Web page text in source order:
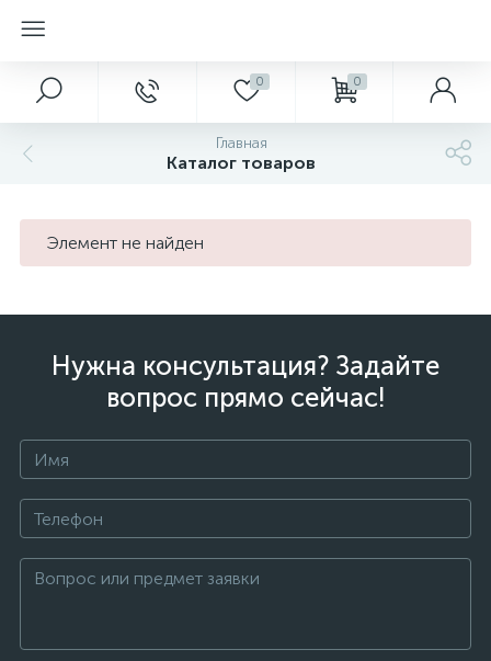
0 0
Главная
Каталог товаров
Элемент не найден
Нужна консультация? Задайте
вопрос прямо сейчас!